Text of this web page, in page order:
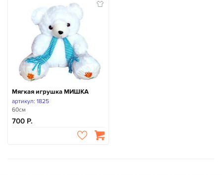
Мягкая игрушка МИШКА
артикул: 1825
60см
700